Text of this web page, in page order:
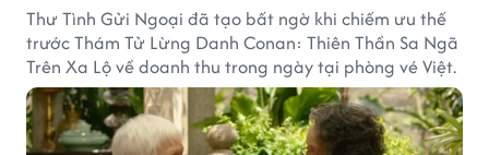
Thư Tình Gửi Ngoại đã tạo bất ngờ khi chiếm ưu thế
trước Thám Tử Lừng Danh Conan: Thiên Thần Sa Ngã
Trên Xa Lộ về doanh thu trong ngày tại phòng vé Việt.